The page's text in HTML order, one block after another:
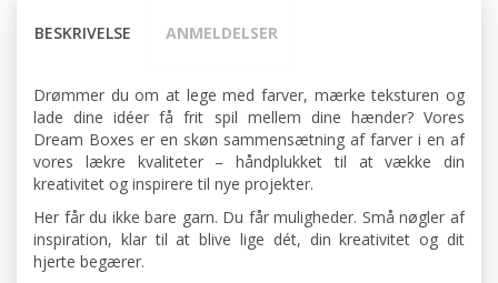
BESKRIVELSE ANMELDELSER
Drømmer du om at lege med farver, mærke teksturen og
lade dine idéer få frit spil mellem dine hænder? Vores
Dream Boxes er en skøn sammensætning af farver i en af
vores lækre kvaliteter – håndplukket til at vække din
kreativitet og inspirere til nye projekter.
Her får du ikke bare garn. Du får muligheder. Små nøgler af
inspiration, klar til at blive lige dét, din kreativitet og dit
hjerte begærer.